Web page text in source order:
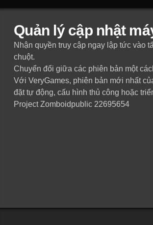
Quản lý cập nhật
Nhận quyền truy cập ngay lập tức vào
chuột.
Chuyển đổi giữa các phiên bản một
Với VeryGames, phiên bản mới nhất
đặt tự động, cấu hình thủ công hoặc
Project Zomboidpublic 22695654